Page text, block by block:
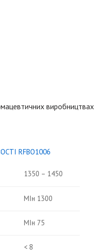
виробництвах
RFBO1006
1350 – 1450
МIн 1300
МIн 75
< 8